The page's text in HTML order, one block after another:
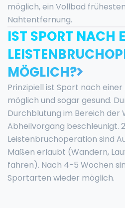
möglich, ein Vollbad
Nahtentfernung.
IST SPORT NACH
MÖGLICH?
Prinzipiell ist Sport nach
möglich und sogar gesund.
Durchblutung im Bereich der
Abheilvorgang beschleunigt.
Leistenbruchoperation sind
Maßen erlaubt (Wandern,
fahren). Nach 4-5 Wochen
Sportarten wieder möglich.